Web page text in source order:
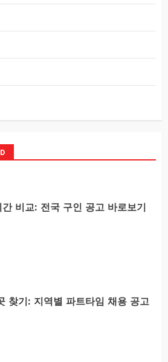
비교: 전국 구인 공고 바로보기
찾기: 지역별 파트타임 채용 공고